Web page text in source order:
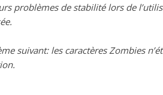
problèmes de stabilité lors de
suivant: les caractères Zombies